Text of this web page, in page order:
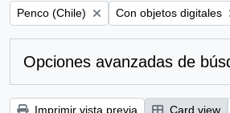
Remove filter:
Penco (Chile) Remove filter:
Con objetos digitales
Opciones avanzadas de
Imprimir vista previa Card view